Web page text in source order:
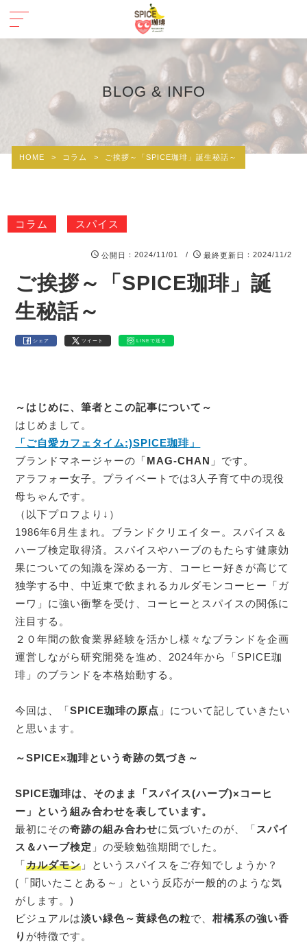
BLOG & INFO
HOME > コラム > ご挨拶～「SPICE珈琲」誕生秘話～
コラム スパイス
公開日 ：2024/11/01 / 最終更新日 ：2024/11/2
ご挨拶～「SPICE珈琲」誕
生秘話～
シェア ツイート LINEで送る
～はじめに、筆者とこの記事について～
はじめまして。
「ご自愛カフェタイム:)SPICE珈琲」
ブランドマネージャーの「MAG-CHAN 」です。
アラフォー女子。プライベートでは3人子育て中の現役
母ちゃんです。
（以下プロフより↓）
1986年6月生まれ。ブランドクリエイター。スパイス＆
ハーブ検定取得済。スパイスやハーブのもたらす健康効
果についての知識を深める一方、コーヒー好きが高じて
独学する中、中近東で飲まれるカルダモンコーヒー「ガ
ーワ」に強い衝撃を受け、コーヒーとスパイスの関係に
注目する。
２０年間の飲食業界経験を活かし様々なブランドを企画
運営しながら研究開発を進め、2024年から「SPICE珈
琲」のブランドを本格始動する。
今回は、「SPICE珈琲の原点 」について記していきたい
と思います。
～SPICE×珈琲という奇跡の気づき～
SPICE珈琲は、そのまま「スパイス(ハーブ)×コーヒ
ー」という組み合わせを表しています。
最初にその奇跡の組み合わせに気づいたのが、「 スパイ
ス＆ハーブ検定 」の受験勉強期間でした。
「カルダモン 」というスパイスをご存知でしょうか？
(「聞いたことある～」という反応が一般的のような気
がします。)
ビジュアルは淡い緑色～黄緑色の粒で、柑橘系の強い香
り が特徴です。